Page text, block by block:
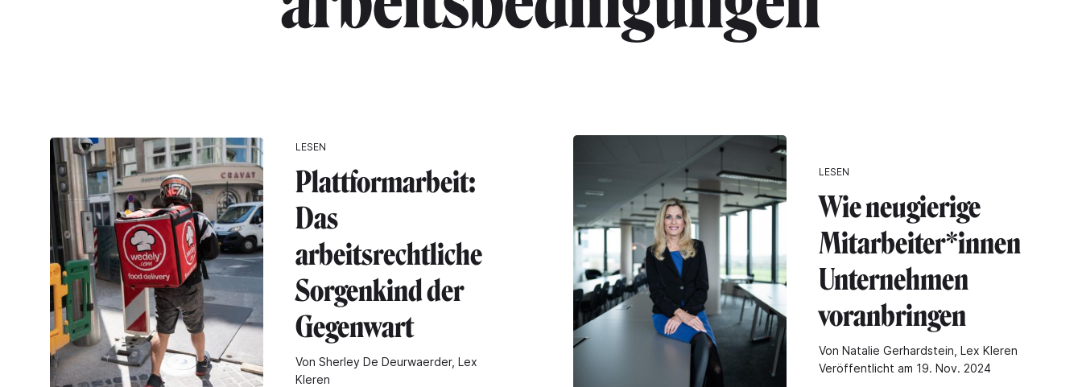
LESEN
Plattformarbeit:
Das
arbeitsrechtliche
Sorgenkind der
Gegenwart
Von Sherley De Deurwaerder, Lex
Kleren
LESEN
Wie neugierige
Mitarbeiter*innen
Unternehmen
voranbringen
Von Natalie Gerhardstein, Lex Kleren
Veröffentlicht am 19. Nov. 2024